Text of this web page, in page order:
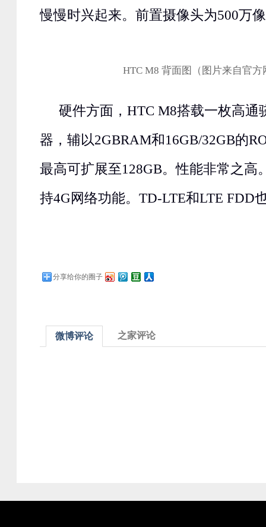
慢慢时兴起来。前置摄像头为500万
HTC M8 背面图（图片来自官方
硬件方面，HTC M8搭载一枚高通
器，辅以2GBRAM和16GB/32GB的
最高可扩展至128GB。性能非常之高
持4G网络功能。TD-LTE和LTE FDD
分享给你的圈子
微博评论 之家评论